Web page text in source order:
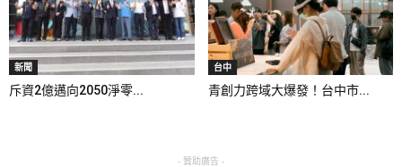
新聞
斥資2億邁向2050淨零...
台中
青創力跨域大爆發！台中市...
- 贊助廣告 -